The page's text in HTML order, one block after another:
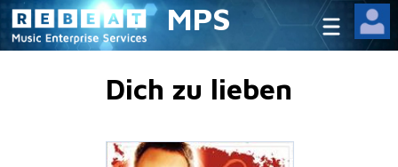
MPS
Dich zu lieben